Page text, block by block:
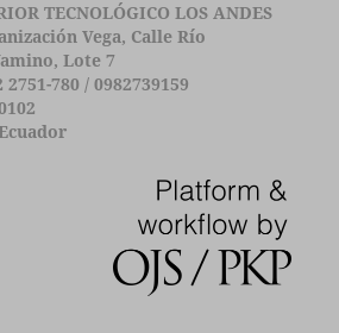
TECNOLÓGICO LOS ANDES
Vega, Calle Río
Lote 7
780 / 0982739159